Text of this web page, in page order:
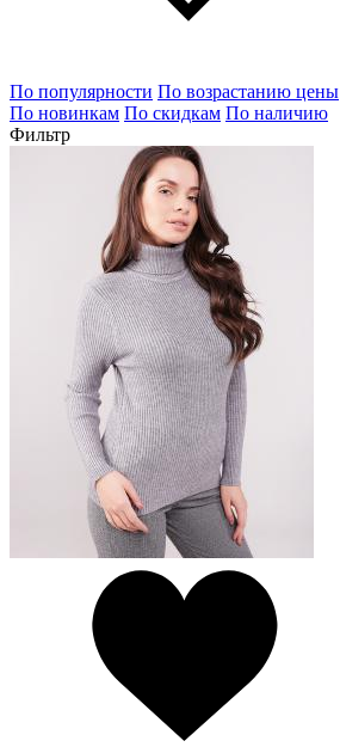
По популярности По возрастанию цены
По новинкам По скидкам По наличию
Фильтр